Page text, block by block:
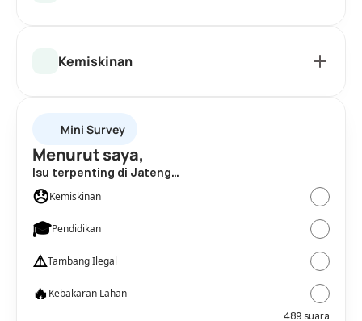
Kemiskinan
Mini Survey
Menurut saya,